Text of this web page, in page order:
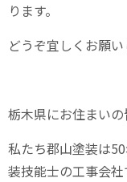
ります。
どうぞ宜しくお願い
栃木県にお住まい
私たち郡山塗装は50
装技能士の工事会社